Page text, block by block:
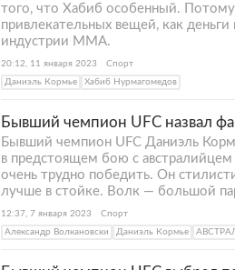
того, что Хабиб особенный.
привлекательных вещей, как
индустрии ММА.
20:12, 11 января 2023
Спорт
Даниэль Кормье
Хабиб Нурмагомедов
Бывший чемпион UFC назвал
Бывший чемпион UFC Даниэль
в предстоящем бою с
очень трудно победить. Он
лучше в стойке. Волк — большой
12:37, 7 января 2023
Спорт
Александр Волкановски
Даниэль Кормье